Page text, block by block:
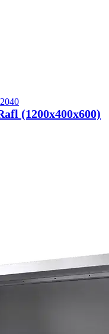
(1200x400x600)